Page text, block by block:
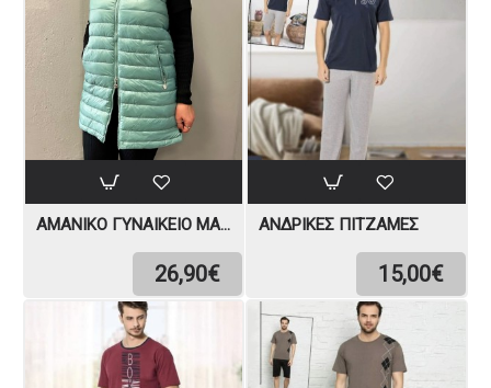
ΑΜΆΝΙΚΟ ΓΥΝΑΙΚΕΊΟ ΜΑΚΡΎ
26,90€
ΑΝΔΡΙΚΈΣ ΠΙΤΖΆΜΕΣ
15,00€